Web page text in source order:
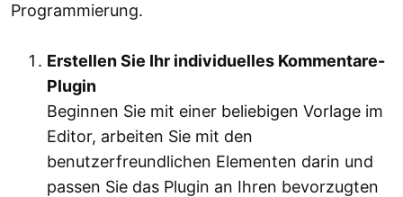
Programmierung.
Erstellen Sie Ihr individuelles Kommentare-
Plugin
Beginnen Sie mit einer beliebigen Vorlage im
Editor, arbeiten Sie mit den
benutzerfreundlichen Elementen darin und
passen Sie das Plugin an Ihren bevorzugten